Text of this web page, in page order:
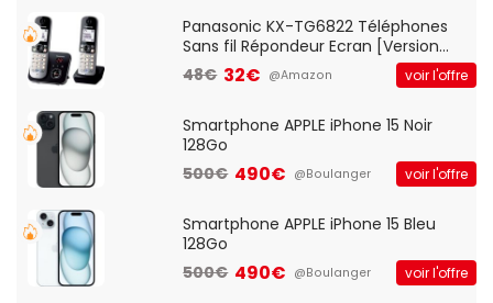
Panasonic KX-TG6822 Téléphones
Sans fil Répondeur Ecran [Version
Française]
48€ 32€ @Amazon voir l'offre
Smartphone APPLE iPhone 15 Noir
128Go
500€ 490€ @Boulanger voir l'offre
Smartphone APPLE iPhone 15 Bleu
128Go
500€ 490€ @Boulanger voir l'offre